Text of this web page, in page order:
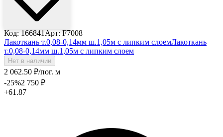
Код: 166841 Арт: F7008
Лакоткань т.0,08-0,14мм ш.1,05м с липким слоемЛакоткань
т.0,08-0,14мм ш.1,05м с липким слоем
Нет в наличии
2 062.50 ₽/пог. м
-25%2 750 ₽
+61.87